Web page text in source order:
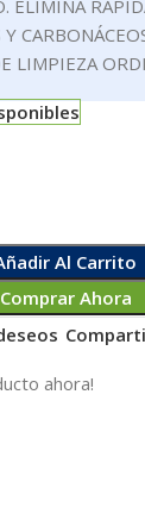
ELIMINA
LIMPIEZA
Al Carrito
Comprar Ahora
ahora!